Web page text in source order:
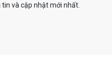
và cập nhật mới nhất.